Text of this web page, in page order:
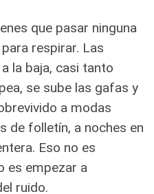
que pasar ninguna
respirar. Las
la baja, casi tanto
se sube las gafas y
a modas
de folletín, a noches en
Eso no es
es empezar a
ruido.